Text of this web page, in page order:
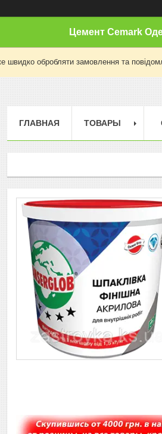
Цемент Cemark
швидко обробляти замовлення та
ГЛАВНАЯ ТОВАРЫ